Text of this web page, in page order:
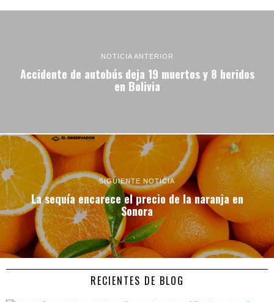
NOTICIA ANTERIOR
Accidente de autobús deja 19 muertos y 8 heridos
en Bolivia
SIGUIENTE NOTICIA
La sequía encarece el precio de la naranja en
Sonora
RECIENTES DE BLOG